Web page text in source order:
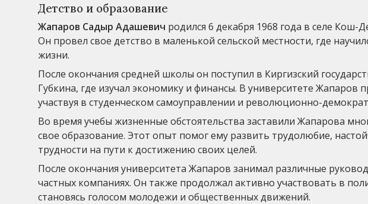
Детство и образование
Жапаров Садыр Адашевич родился 6 декабря 1968 года в селе
Он провел свое детство в маленькой сельской местности, где
жизни.
После окончания средней школы он поступил в Киргизский
Губкина, где изучал экономику и финансы. В университете Жапаров
участвуя в студенческом самоуправлении и революционно-
Во время учебы жизненные обстоятельства заставили Жапарова
свое образование. Этот опыт помог ему развить трудолюбие,
трудности на пути к достижению своих целей.
После окончания университета Жапаров занимал различные
частных компаниях. Он также продолжал активно участвовать в
становясь голосом молодежи и общественных движений.